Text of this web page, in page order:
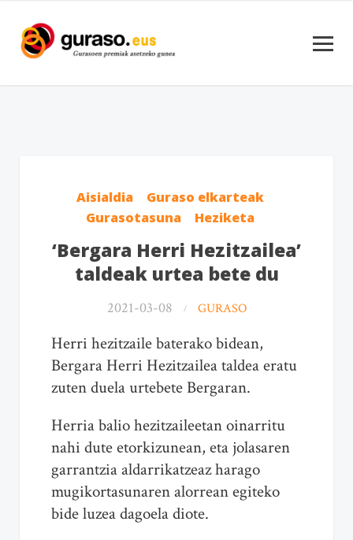
Aisialdia
Guraso elkarteak
Gurasotasuna
Heziketa
‘Bergara Herri Hezitzailea’
taldeak urtea bete du
2021-03-08 GURASO
Herri hezitzaile baterako bidean,
Bergara Herri Hezitzailea taldea eratu
zuten duela urtebete Bergaran.
Herria balio hezitzaileetan oinarritu
nahi dute etorkizunean, eta jolasaren
garrantzia aldarrikatzeaz harago
mugikortasunaren alorrean egiteko
bide luzea dagoela diote.